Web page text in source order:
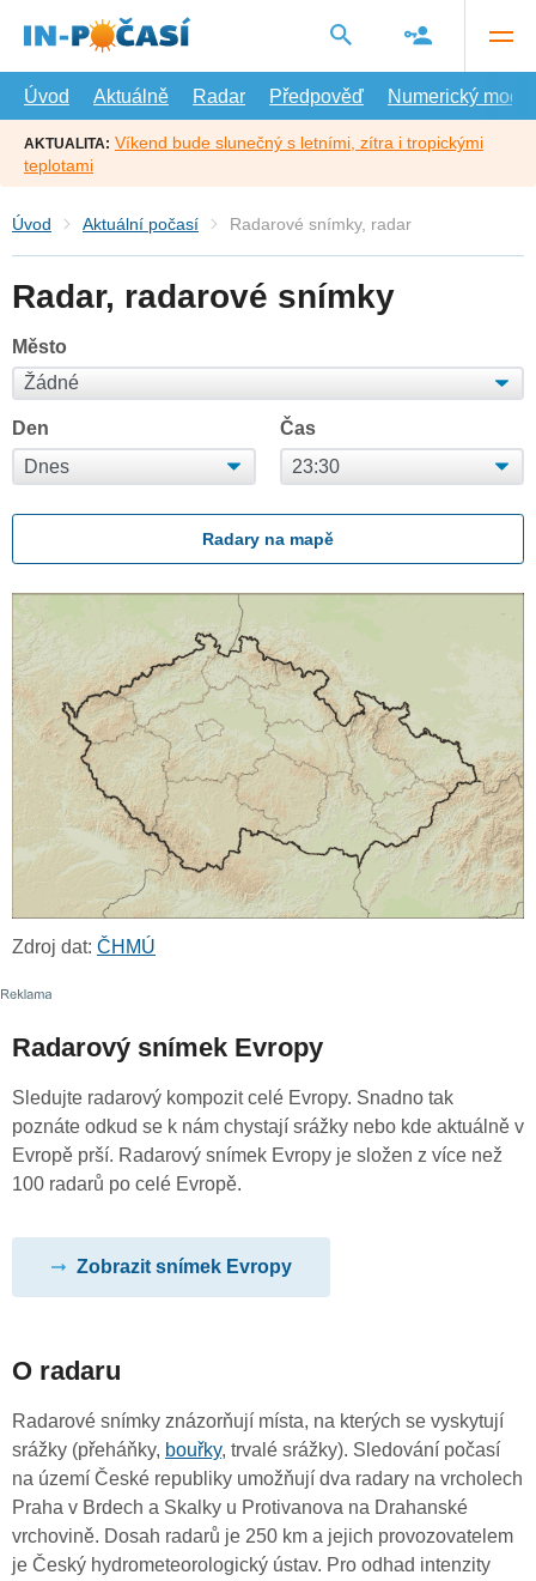
hlavní
Úvod
Aktuálně Radar Předpověď Numerický model
AKTUALITA: Víkend bude slunečný s letními, zítra i tropickými
teplotami
Úvod Aktuální počasí Radarové snímky, radar
Radar, radarové snímky
Město
Den Čas
Radary na mapě
Zdroj dat: ČHMÚ
Radarový snímek Evropy
Sledujte radarový kompozit celé Evropy. Snadno tak
poznáte odkud se k nám chystají srážky nebo kde aktuálně v
Evropě prší. Radarový snímek Evropy je složen z více než
100 radarů po celé Evropě.
Zobrazit snímek Evropy
O radaru
Radarové snímky znázorňují místa, na kterých se vyskytují
srážky (přeháňky, bouřky, trvalé srážky). Sledování počasí
na území České republiky umožňují dva radary na vrcholech
Praha v Brdech a Skalky u Protivanova na Drahanské
vrchovině. Dosah radarů je 250 km a jejich provozovatelem
je Český hydrometeorologický ústav. Pro odhad intenzity